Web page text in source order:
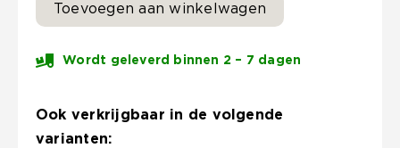
cm
black
met
facet
Toevoegen aan winkelwagen
Wordt geleverd binnen 2 – 7 dagen
Ook verkrijgbaar in de volgende
varianten: